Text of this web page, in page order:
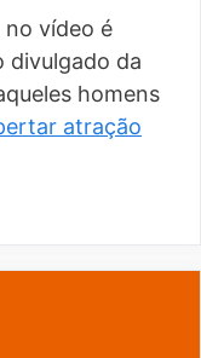
vídeo é
divulgado da
homens
atração